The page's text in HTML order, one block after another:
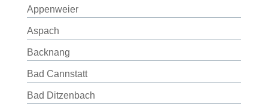
Appenweier
Aspach
Backnang
Bad Cannstatt
Bad Ditzenbach